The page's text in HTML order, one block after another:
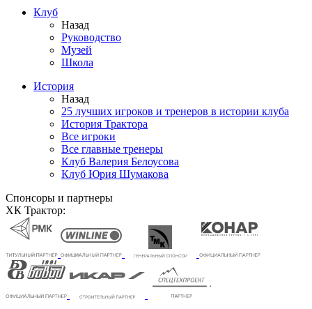
Клуб
Назад
Руководство
Музей
Школа
История
Назад
25 лучших игроков и тренеров в истории клуба
История Трактора
Все игроки
Все главные тренеры
Клуб Валерия Белоусова
Клуб Юрия Шумакова
Спонсоры и партнеры
ХК Трактор: